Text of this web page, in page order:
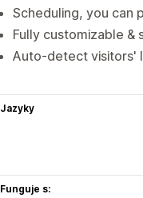
Scheduling, you can
Fully customizable
Auto-detect visitors'
Jazyky
Funguje s: